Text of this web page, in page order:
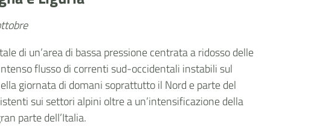
di un’area di bassa pressione centrata a ridosso delle
flusso di correnti sud-occidentali instabili sul
giornata di domani soprattutto il Nord e parte del
sui settori alpini oltre a un’intensificazione della
parte dell’Italia.